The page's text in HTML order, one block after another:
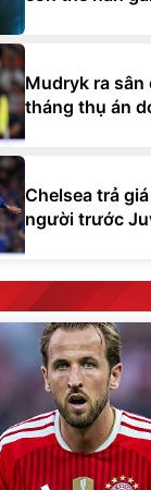
Mudryk ra sân
tháng thụ án
Chelsea trả
người trước